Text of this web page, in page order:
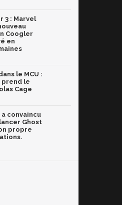
3 : Marvel
Coogler
en
le MCU :
prend le
Cage
a convaincu
Ghost
propre